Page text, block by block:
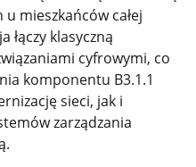
mieszkańców całej
łączy klasyczną
cyfrowymi, co
komponentu B3.1.1
sieci, jak i
zarządzania